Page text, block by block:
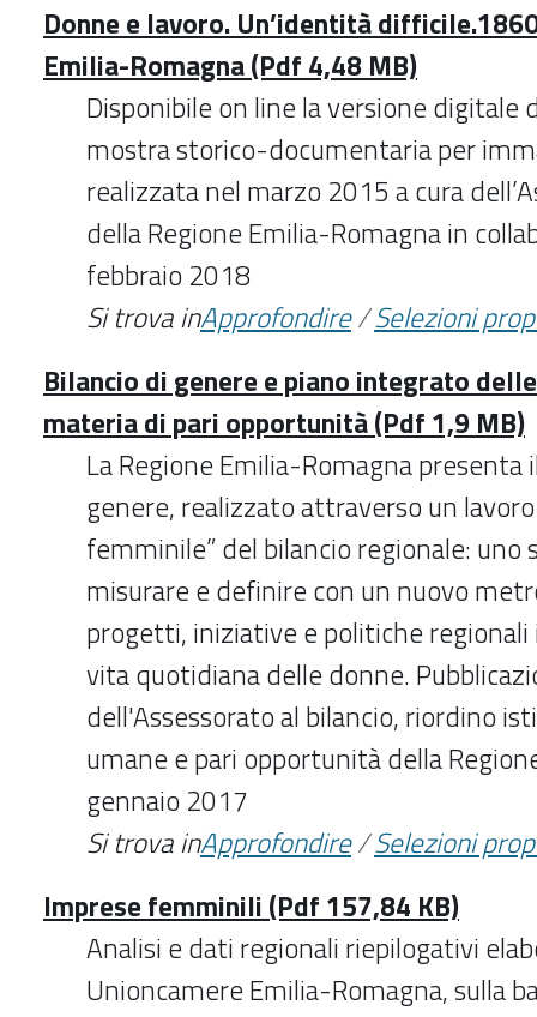
Donne e lavoro. Un’identità
Emilia-Romagna (Pdf 4,48 MB)
Disponibile on line la versione digitale
mostra storico-documentaria per
realizzata nel marzo 2015 a cura
della Regione Emilia-Romagna in
febbraio 2018
Si trova inApprofondire/Selezioni
Bilancio di genere e piano integrato
materia di pari opportunità (Pdf 1,9 MB)
La Regione Emilia-Romagna presenta
genere, realizzato attraverso un
femminile” del bilancio regionale:
misurare e definire con un nuovo
progetti, iniziative e politiche
vita quotidiana delle donne.
dell'Assessorato al bilancio, riordino
umane e pari opportunità della
gennaio 2017
Si trova inApprofondire/Selezioni
Imprese femminili (Pdf 157,84 KB)
Analisi e dati regionali riepilogativi
Unioncamere Emilia-Romagna, sulla